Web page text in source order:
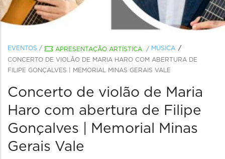
EVENTOS / APRESENTAÇÃO ARTÍSTICA / MÚSICA
CONCERTO DE VIOLÃO DE MARIA HARO COM ABERTURA DE
FILIPE GONÇALVES | MEMORIAL MINAS GERAIS VALE
Concerto de violão de Maria
Haro com abertura de Filipe
Gonçalves | Memorial Minas
Gerais Vale